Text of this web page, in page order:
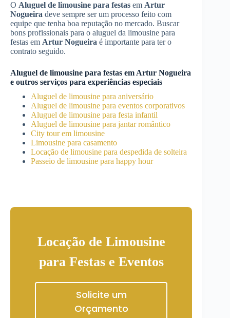
O Aluguel de limousine para festas em Artur
Nogueira deve sempre ser um processo feito com
equipe que tenha boa reputação no mercado. Buscar
bons profissionais para o aluguel da limousine para
festas em Artur Nogueira é importante para ter o
contrato seguido.
Aluguel de limousine para festas em Artur Nogueira
e outros serviços para experiências especiais
Aluguel de limousine para aniversário
Aluguel de limousine para eventos corporativos
Aluguel de limousine para festa infantil
Aluguel de limousine para jantar romântico
City tour em limousine
Limousine para casamento
Locação de limousine para despedida de solteira
Passeio de limousine para happy hour
Locação de Limousine
para Festas e Eventos
Solicite um
Orçamento